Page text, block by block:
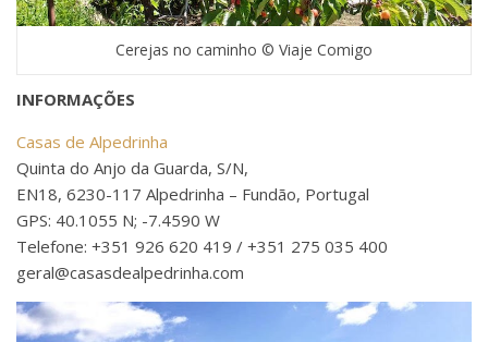
Cerejas no caminho © Viaje Comigo
INFORMAÇÕES
Casas de Alpedrinha
Quinta do Anjo da Guarda, S/N,
EN18, 6230-117 Alpedrinha – Fundão, Portugal
GPS: 40.1055 N; -7.4590 W
Telefone: +351 926 620 419 / +351 275 035 400
geral@casasdealpedrinha.com